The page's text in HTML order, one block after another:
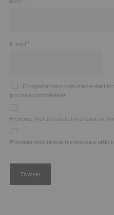
E-mail *
Enregistrer mon nom, mon e-mail et
prochain commentaire.
Prévenez-moi de tous les nouveaux
Prévenez-moi de tous les nouveaux